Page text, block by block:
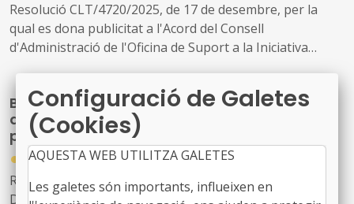
Resolució CLT/4720/2025, de 17 de desembre, per la
qual es dona publicitat a l'Acord del Consell
d'Administració de l'Oficina de Suport a la Iniciativa
específiques que han de regir la concessió de
subvencions per a la promoció d'activitats literàries
Bases de subvencions destinades a la
dinamització local i la valorització del
patrimoni cultural de l'Alt Pirineu i Aran
●
01/09/2025
Resolució TER/3012/2025, de 29 de juliol, publicada al
DOGC núm. 9470, de 04/08/2025
Configuració de Galetes
(Cookies)
AQUESTA WEB UTILITZA GALETES
Les galetes són importants, influeixen en